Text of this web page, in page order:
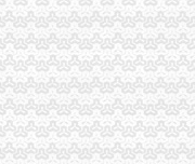
的公告_网易财经
同城
坪地毯窗帘清洗-直辖
司注册工商代办重庆
财经频道_证券之星
腾讯网